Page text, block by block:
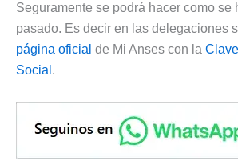
Seguramente se podrá hacer como se
pasado. Es decir en las delegaciones
página oficial de Mi Anses con la
Social .